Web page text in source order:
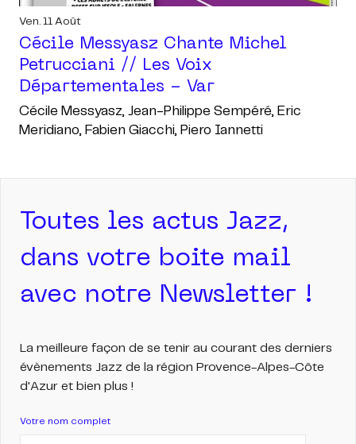
Ven. 11 Août
Cécile Messyasz Chante Michel
Petrucciani // Les Voix
Départementales - Var
Cécile Messyasz, Jean-Philippe Sempéré, Eric
Meridiano, Fabien Giacchi, Piero Iannetti
Toutes les actus Jazz,
dans votre boite mail
avec notre Newsletter !
La meilleure façon de se tenir au courant des derniers
évènements Jazz de la région Provence-Alpes-Côte
d'Azur et bien plus !
Votre nom complet